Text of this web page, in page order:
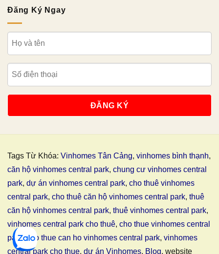
Đăng Ký Ngay
Tags Từ Khóa: Vinhomes Tân Cảng, vinhomes bình thạnh,
căn hộ vinhomes central park, chung cư vinhomes central
park, dự án vinhomes central park, cho thuê vinhomes
central park, cho thuê căn hộ vinhomes central park, thuê
căn hộ vinhomes central park, thuê vinhomes central park,
vinhomes central park cho thuê, cho thue vinhomes central
park,cho thue can ho vinhomes central park, vinhomes
central park cho thue, dự án Vinhomes, Blog, website